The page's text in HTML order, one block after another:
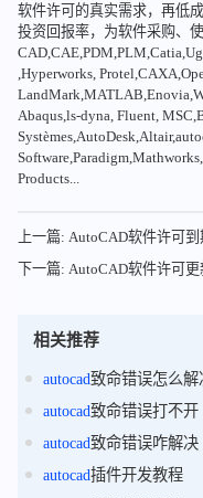
软件许可的真实需求，再低
投资回报率，为软件采购、
,Hyperworks,
Abaqus,ls-dyna, Fluent,
Products...
上一篇: AutoCAD软件许可到
下一篇: AutoCAD软件许可
相关推荐
autocad致命错误怎么解
autocad致命错误打不开
autocad致命错误咋解决
autocad插件开发教程